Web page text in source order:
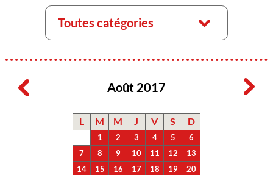
Toutes catégories
Août 2017
L M M J V S D
1 2 3 4 5
6
7
8 9 10 11 12
13
14
15 16 17 18 19
20